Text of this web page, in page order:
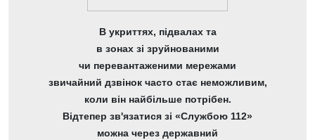
В укриттях, підвалах та
в зонах зі зруйнованими
чи перевантаженими мережами
звичайний дзвінок часто стає неможливим,
коли він найбільше потрібен.
Відтепер зв'язатися зі «Службою 112»
можна через державний